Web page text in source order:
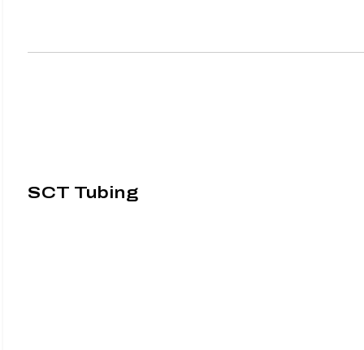
SCT Tubing